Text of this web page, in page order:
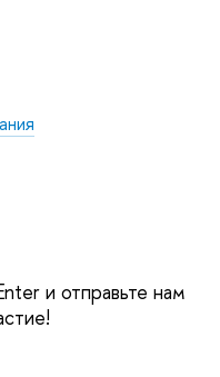
и отправьте нам